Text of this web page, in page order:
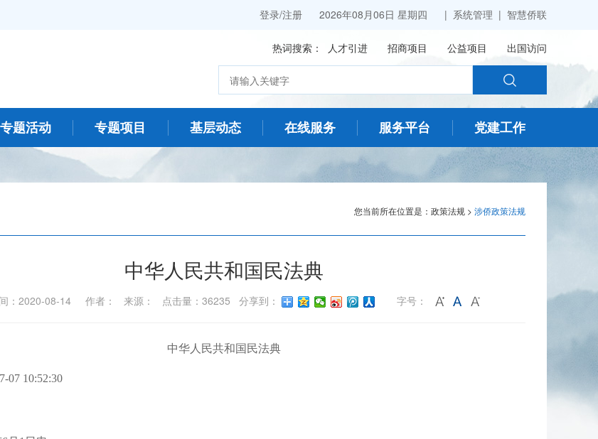
登录/注册 2026年08月06日 星期四 | 系统管理 | 智慧侨联
热词搜索： 人才引进 招商项目 公益项目 出国访问
专题活动 专题项目 基层动态 在线服务 服务平台 党建工作
您当前所在位置是： 政策法规 > 涉侨政策法规
中华人民共和国民法典
：2020-08-14 作者： 来源： 点击量：36235 分享到： 字号：
中华人民共和国民法典
07 10:52:30